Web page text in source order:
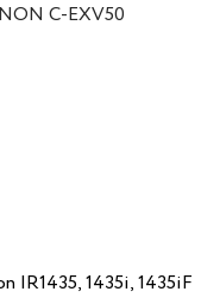
C-EXV50
IR1435, 1435i, 1435iF